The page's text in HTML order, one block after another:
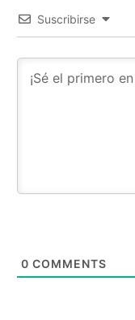
Suscribirse
0 COMMENTS